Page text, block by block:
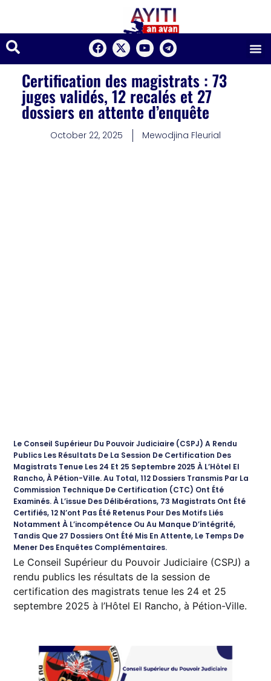
Certification des magistrats : 73
juges validés, 12 recalés et 27
dossiers en attente d’enquête
October 22, 2025 Mewodjina Fleurial
Le Conseil Supérieur Du Pouvoir Judiciaire (CSPJ) A Rendu
Publics Les Résultats De La Session De Certification Des
Magistrats Tenue Les 24 Et 25 Septembre 2025 À L’Hôtel El
Rancho, À Pétion-Ville. Au Total, 112 Dossiers Transmis Par La
Commission Technique De Certification (CTC) Ont Été
Examinés. À L’issue Des Délibérations, 73 Magistrats Ont Été
Certifiés, 12 N’ont Pas Été Retenus Pour Des Motifs Liés
Notamment À L’incompétence Ou Au Manque D’intégrité,
Tandis Que 27 Dossiers Ont Été Mis En Attente, Le Temps De
Mener Des Enquêtes Complémentaires.
Le Conseil Supérieur du Pouvoir Judiciaire (CSPJ) a
rendu publics les résultats de la session de
certification des magistrats tenue les 24 et 25
septembre 2025 à l’Hôtel El Rancho, à Pétion-Ville.